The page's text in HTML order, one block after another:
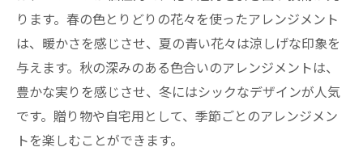
ります。春の色とりどりの花々を使ったアレンジメント
は、暖かさを感じさせ、夏の青い花々は涼しげな印象を
与えます。秋の深みのある色合いのアレンジメントは、
豊かな実りを感じさせ、冬にはシックなデザインが人気
です。贈り物や自宅用として、季節ごとのアレンジメン
トを楽しむことができます。